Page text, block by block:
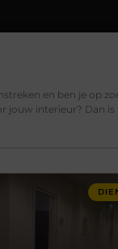
en ben je op
jouw interieur? Dan is